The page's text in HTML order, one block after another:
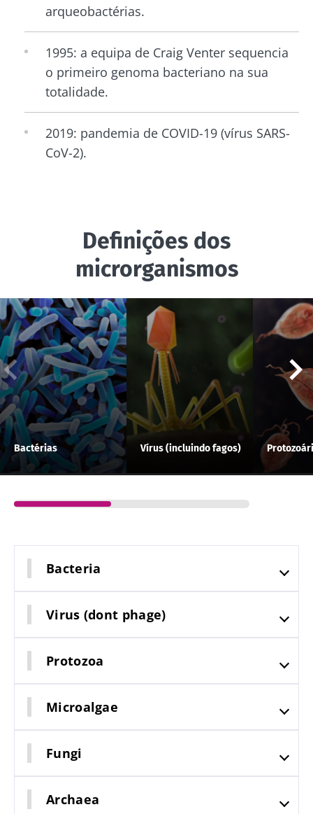
arqueobactérias.
1995: a equipa de Craig Venter sequencia
o primeiro genoma bacteriano na sua
totalidade.
2019: pandemia de COVID-19 (vírus SARS-
CoV-2).
Definições dos
microrganismos
Bactérias Vírus (incluindo fagos)
Bacteria
Virus (dont phage)
Protozoa
Microalgae
Fungi
Archaea
Fique connosco!
Junte-se à comunidade da microbiota e receba
manter atualizado com as últimas notícias